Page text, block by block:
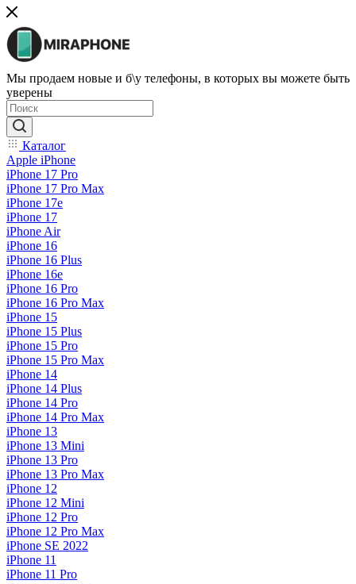
Мы продаем новые и б\у телефоны, в которых вы можете быть
уверены
Каталог
Apple iPhone
iPhone 17 Pro
iPhone 17 Pro Max
iPhone 17e
iPhone 17
iPhone Air
iPhone 16
iPhone 16 Plus
iPhone 16e
iPhone 16 Pro
iPhone 16 Pro Max
iPhone 15
iPhone 15 Plus
iPhone 15 Pro
iPhone 15 Pro Max
iPhone 14
iPhone 14 Plus
iPhone 14 Pro
iPhone 14 Pro Max
iPhone 13
iPhone 13 Mini
iPhone 13 Pro
iPhone 13 Pro Max
iPhone 12
iPhone 12 Mini
iPhone 12 Pro
iPhone 12 Pro Max
iPhone SE 2022
iPhone 11
iPhone 11 Pro